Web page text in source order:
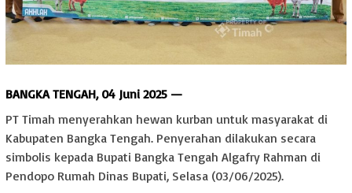
BANGKA TENGAH, 04 Juni 2025 —
PT Timah menyerahkan hewan kurban untuk masyarakat di
Kabupaten Bangka Tengah. Penyerahan dilakukan secara
simbolis kepada Bupati Bangka Tengah Algafry Rahman di
Pendopo Rumah Dinas Bupati, Selasa (03/06/2025).